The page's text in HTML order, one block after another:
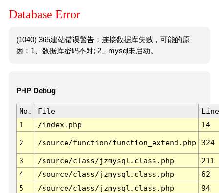
Database Error
(1040) 365建站错误警告：连接数据库失败，可能的原
因：1、数据库密码不对; 2、mysql未启动。
PHP Debug
No. File
Line
1
/index.php 14
2 /source/function/function_extend.php 324
3 /source/class/jzmysql.class.php
211
4
/source/class/jzmysql.class.php
62
5
/source/class/jzmysql.class.php
94